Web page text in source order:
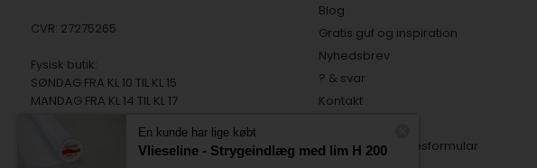
CVR: 27275265
Fysisk butik:
SØNDAG FRA KL 10 TIL KL 15
MANDAG FRA KL 14 TIL KL 17
Blog
Gratis guf og inspiration
Nyhedsbrev
? & svar
Kontakt
Digital fortrydelsesformular
En kunde har lige købt
Vlieseline - Strygeindlæg med lim H 200